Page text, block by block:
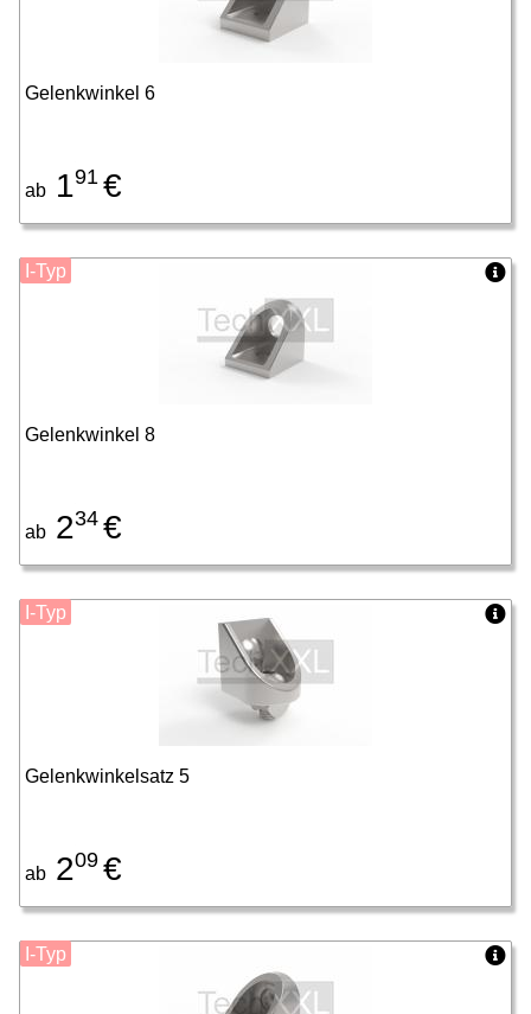
Gelenkwinkel 6
ab 191 €
Gelenkwinkel 8
ab 234 €
I-Typ
Gelenkwinkelsatz 5
ab 209 €
I-Typ
I-Typ